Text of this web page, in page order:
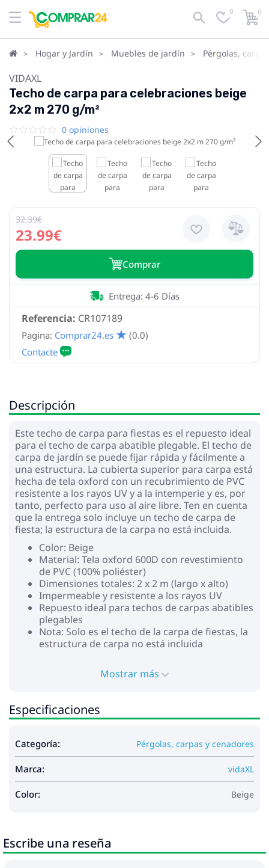
0 0
Hogar y Jardín Muebles de jardín Pérgolas,
VIDAXL
Techo de carpa para celebraciones beige
2x2 m 270 g/m²
0 opiniones
23.99€
32.39€
Сomprar
Referencia: CR107189
Entrega: 4-6 Días
Pagina: Comprar24.es (0.0)
Descripción
Este techo de carpa para fiestas es el repuesto ideal
para el techo de carpa abatible plegable. El techo de
carpa de jardín se puede fijar rápida y fácilmente a
una estructura. La cubierta superior para carpa está
hecha de tela oxford con un recubrimiento de PVC
resistente a los rayos UV y a la intemperie y es, por
tanto, perfecto para uso al aire libre. Ten en cuenta
que la entrega solo incluye un techo de carpa de
fiesta; la estructura de la carpa no está incluida.
Color: Beige
Material: Tela oxford 600D con revestimiento
de PVC (100% poliéster)
Dimensiones totales: 2 x 2 m (largo x alto)
Impermeable y resistente a los rayos UV
Repuesto ideal para techos de carpas abatibles
plegables
Nota: Solo es el techo de la carpa de fiestas, la
estructura de carpa no está incluida
Mostrar más
Especificaciones
Categoría: Pérgolas, carpas y cenadores
Marca: vidaXL
Color: Beige
Escribe una reseña